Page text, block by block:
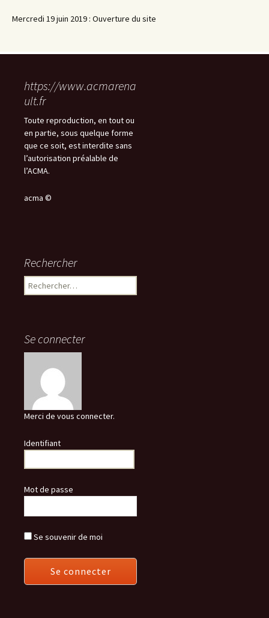
Mercredi 19 juin 2019 : Ouverture du site
https://www.acmarena
ult.fr
Toute reproduction, en tout ou
en partie, sous quelque forme
que ce soit, est interdite sans
l’autorisation préalable de
l’ACMA.
acma ©
Rechercher
Rechercher :
Se connecter
Merci de vous connecter.
Identifiant
Mot de passe
Se souvenir de moi